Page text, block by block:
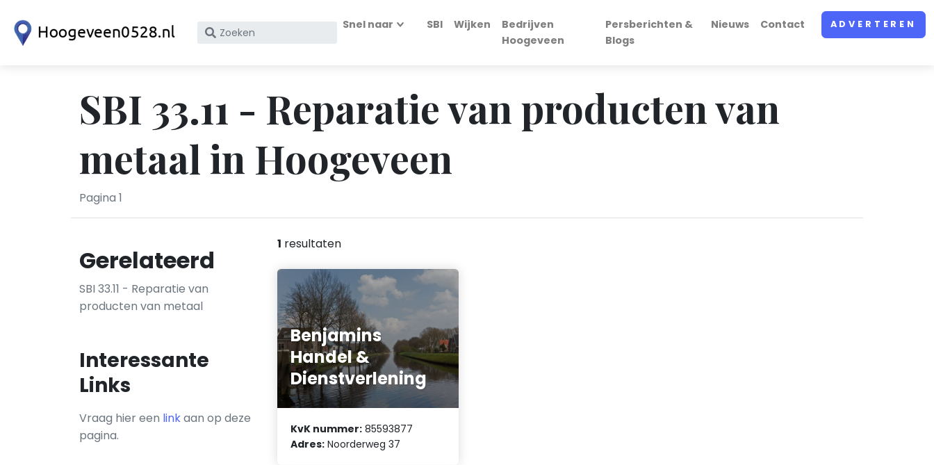
Zoek
KvK
nummer
Snel naar SBI Wijken
Bedrijven
Hoogeveen
Persberichten &
Blogs
Nieuws Contact ADVERTEREN
SBI 33.11 - Reparatie van producten van
metaal in Hoogeveen
Pagina 1
Gerelateerd
SBI 33.11 - Reparatie van
producten van metaal
Interessante
Links
Vraag hier een linkaan op deze
pagina.
1 resultaten
Benjamins
Handel &
Dienstverlening
KvK nummer: 85593877
Adres: Noorderweg 37